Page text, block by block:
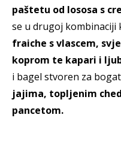
paštetu od lososa s
se u drugoj kombinaciji
fraiche s vlascem,
koprom te kapari i
i bagel stvoren za
jajima, topljenim
pancetom.